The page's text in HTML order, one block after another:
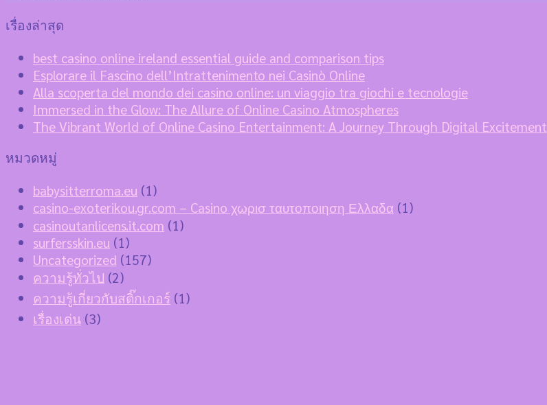
เรื่องล่าสุด
best casino online ireland essential guide and comparison tips
Esplorare il Fascino dell’Intrattenimento nei Casinò Online
Alla scoperta del mondo dei casino online: un viaggio tra giochi e tecnologie
Immersed in the Glow: The Allure of Online Casino Atmospheres
The Vibrant World of Online Casino Entertainment: A Journey Through Digital Excitement
หมวดหมู่
babysitterroma.eu (1)
casino-exoterikou.gr.com – Casino χωρισ ταυτοποιηση Ελλαδα (1)
casinoutanlicens.it.com (1)
surfersskin.eu (1)
Uncategorized (157)
ความรู้ทั่วไป (2)
ความรู้เกี่ยวกับสติ๊กเกอร์ (1)
เรื่องเด่น (3)